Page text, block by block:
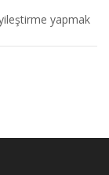
yapmak